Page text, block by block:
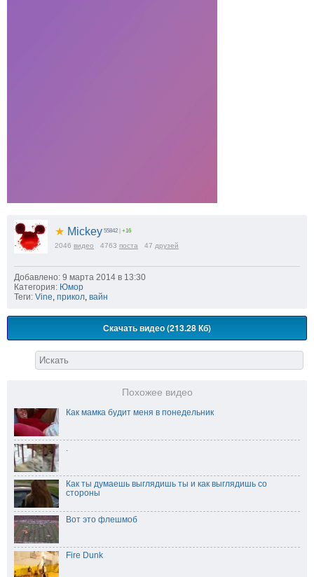
★ Mickey 55842 | +16
2046 видео 4763 поста 47 друзей
Добавлено: 9 марта 2014 в 13:30
Категория: Юмор
Теги: Vine прикол вайн
Скачать видео (213.28 Кб)
Похожее видео
Как мамка будит меня в понедельник
Как ты думаешь выглядишь ты и как выглядишь со
стороны
Вот это флешмоб
Fire Dunk